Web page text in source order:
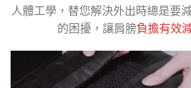
人體工學，替您解決外出時總是要
的困擾，讓肩膀負擔有效